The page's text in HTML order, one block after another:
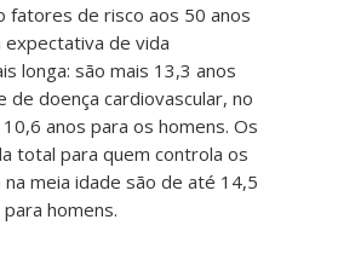
fatores de risco aos 50 anos
expectativa de vida
longa: são mais 13,3 anos
de doença cardiovascular, no
anos para os homens. Os
total para quem controla os
meia idade são de até 14,5
homens.